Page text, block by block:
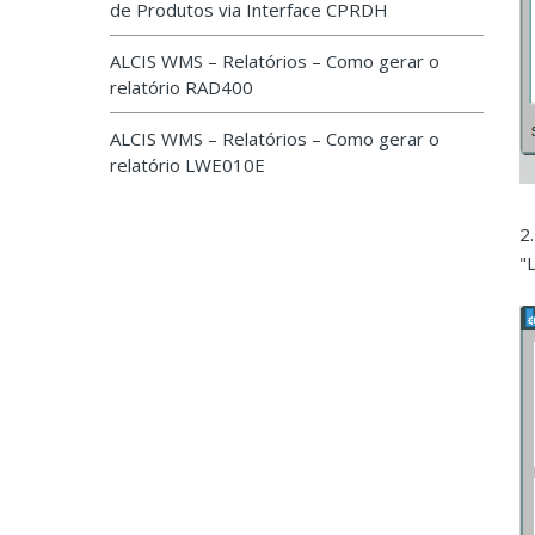
de Produtos via Interface CPRDH
ALCIS WMS – Relatórios – Como gerar o
relatório RAD400
ALCIS WMS – Relatórios – Como gerar o
relatório LWE010E